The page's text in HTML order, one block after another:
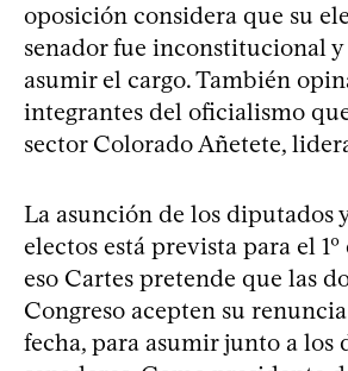
oposición considera que su
senador fue inconstitucional
asumir el cargo. También
integrantes del oficialismo
sector Colorado Añetete,
La asunción de los diputados
electos está prevista para el
eso Cartes pretende que las
Congreso acepten su
fecha, para asumir junto a los